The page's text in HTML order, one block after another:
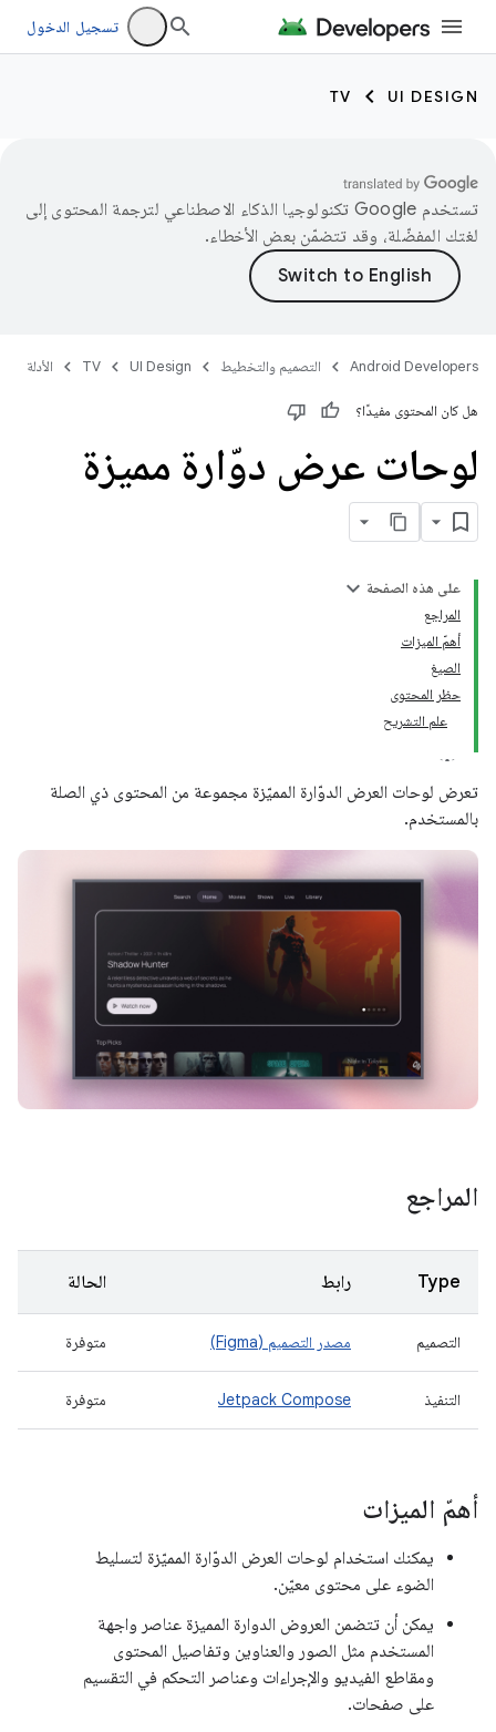
تسجيل الدخول
UI DESIGN
TV
تستخدم Google تكنولوجيا الذكاء الاصطناعي لترجمة المحتوى إلى
لغتك المفضّلة، وقد تتضمّن بعض الأخطاء.
Android Developers التصميم والتخطيط UI Design
TV الأدلة
هل كان المحتوى مفيدًا؟
لوحات عرض دوّارة مميزة
على هذه الصفحة
المراجع
أهمّ الميزات
الصيغ
حظر المحتوى
علم التشريح
تعرض لوحات العرض الدوّارة المميّزة مجموعة من المحتوى ذي الصلة
بالمستخدم.
المراجع
Type رابط الحالة
التصميم مصدر التصميم (Figma) متوفرة
التنفيذ Jetpack Compose متوفرة
أهمّ الميزات
يمكنك استخدام لوحات العرض الدوّارة المميّزة لتسليط
الضوء على محتوى معيّن.
يمكن أن تتضمن العروض الدوارة المميزة عناصر واجهة
المستخدم مثل الصور والعناوين وتفاصيل المحتوى
ومقاطع الفيديو والإجراءات وعناصر التحكم في التقسيم
على صفحات.